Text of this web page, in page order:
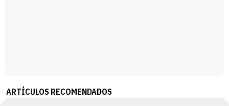
ARTÍCULOS RECOMENDADOS